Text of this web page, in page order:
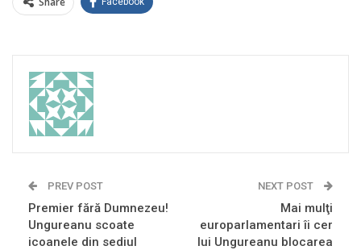
PREV POST
Premier fără Dumnezeu!
Ungureanu scoate
icoanele din sediul
NEXT POST
Mai mulţi
europarlamentari îi cer
lui Ungureanu blocarea